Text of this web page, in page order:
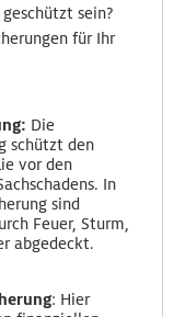
sein?
für Ihr
Die
schützt den
vor den
In
sind
Feuer, Sturm,
abgedeckt.
: Hier